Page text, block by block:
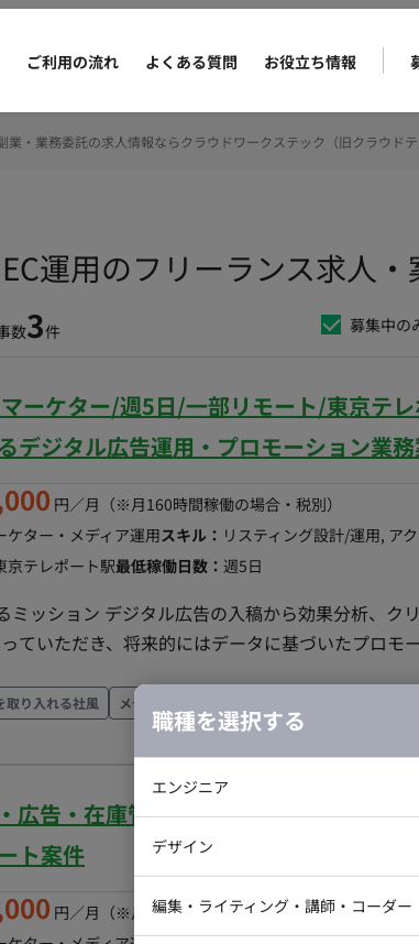
ご利用の流れ よくある質問 お役立ち情報
運用のフリーランス求人
数3件 募集中の
マーケター/週5日/一部リモート/東京テ
デジタル広告運用・プロモーション業
円／月 （※月160時間稼働の場合・税別）
ケター・メディア運用スキル： リスティング設計/運用, ア
京テレポート駅最低稼働日数： 週5日
ミッション デジタル広告の入稿から効果分析、ク
ていただき、将来的にはデータに基づいたプロモ
グのプロフェッショナルとしてサービスのグロー
広告（SNS広告、SEM、アプリ広告等）の入稿、日
ティブ（バナー・動画）の制作ディレクション、
定と分析サポート ・最新の広告媒体やアドテクノロ
・データ分析に基づく広告戦略の立案、予算策
との折衝 ・AIツールなどを活用した広告運用業務の効率化・
グ事業部の少数精鋭チームへの配属となります。
す。 ■業務の流れ 日々の数値管理やレポート作成、クリエイティブデ
取り入れる社風 メディア掲載実績あり
・広告・在庫管理／週5日／一部リモー
ト案件
円／月 （※月160時間稼働の場合・税別）
職種を選択する
エンジニア
インフラエンジニア
テストエンジニア・テクニカル
デザイン
Webデザイナー・UI/UXデザイナー
編集・ライティング・講師・コーダー
業・業務委託の求人情報ならクラウドワークステック（旧クラウドテ